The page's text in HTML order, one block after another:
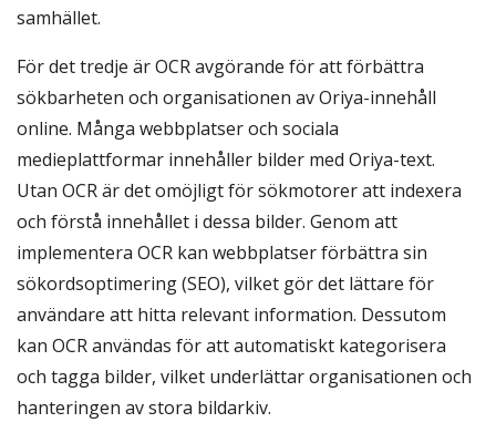
samhället.
För det tredje är OCR avgörande för att förbättra
sökbarheten och organisationen av Oriya-innehåll
online. Många webbplatser och sociala
medieplattformar innehåller bilder med Oriya-text.
Utan OCR är det omöjligt för sökmotorer att indexera
och förstå innehållet i dessa bilder. Genom att
implementera OCR kan webbplatser förbättra sin
sökordsoptimering (SEO), vilket gör det lättare för
användare att hitta relevant information. Dessutom
kan OCR användas för att automatiskt kategorisera
och tagga bilder, vilket underlättar organisationen och
hanteringen av stora bildarkiv.